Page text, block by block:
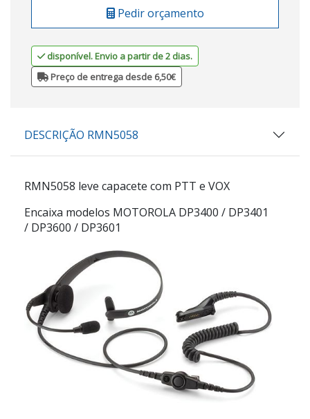
Pedir orçamento
disponível. Envio a partir de 2 dias.
Preço de entrega desde 6,50€
DESCRIÇÃO RMN5058
RMN5058 leve capacete com PTT e VOX
Encaixa modelos MOTOROLA DP3400 / DP3401
/ DP3600 / DP3601